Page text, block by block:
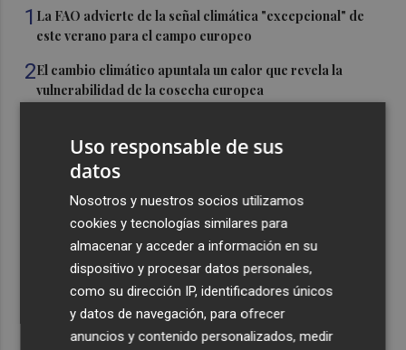
1 La FAO advierte de la señal climática "excepcional" de
este verano para el campo europeo
2El cambio climático apuntala un calor que revela la
vulnerabilidad de la cosecha europea
que pasó entre julio de 2023 y marzo de 2024
El CACV destaca la "credibilidad alcanzada" y la
creación de nuevas cátedras en su primer mandato
Diakhaby: “La afición debe estar más unida con el club y
con nosotros”
Uso responsable de sus
datos
Nosotros y nuestros socios utilizamos
cookies y tecnologías similares para
almacenar y acceder a información en su
dispositivo y procesar datos personales,
como su dirección IP, identificadores únicos
y datos de navegación, para ofrecer
anuncios y contenido personalizados, medir